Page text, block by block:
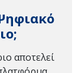
αποτελεί